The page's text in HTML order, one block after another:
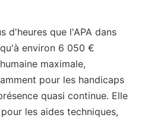
d'heures que l'APA dans
environ 6 050 €
maximale,
pour les handicaps
quasi continue. Elle
les aides techniques,